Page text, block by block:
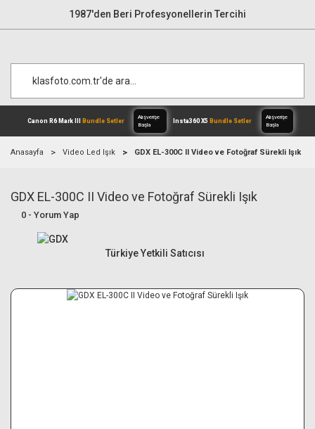
1987'den Beri Profesyonellerin Tercihi
Canon R6 Mark IIIBundle Setler
Alışverişe
Anasayfa Video Led Işık GDX EL-300C II Video ve Fotoğraf Sürekli Işık
GDX EL-300C II Video ve Fotoğraf Sürekli Işık
0 - Yorum Yap
Türkiye Yetkili Satıcısı